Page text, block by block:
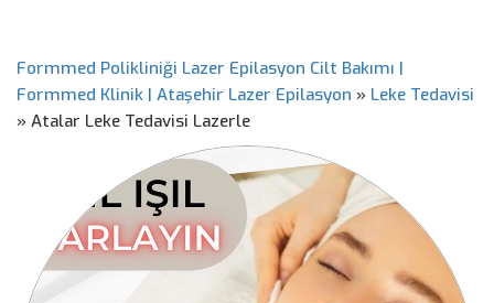
Formmed Polikliniği Lazer Epilasyon Cilt Bakımı |
Formmed Klinik | Ataşehir Lazer Epilasyon » Leke Tedavisi
» Atalar Leke Tedavisi Lazerle